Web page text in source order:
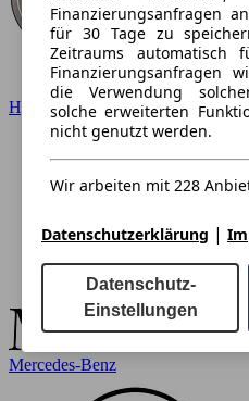
Hyundai
Mercedes-Benz
Finanzierungsanfragen
für 30 Tage zu
Zeitraums
Finanzierungsanfragen
die Verwendung
solche erweiterten
nicht genutzt werden.
Wir arbeiten mit 228
Datenschutzerklärung |
Datenschutz-
Einstellungen